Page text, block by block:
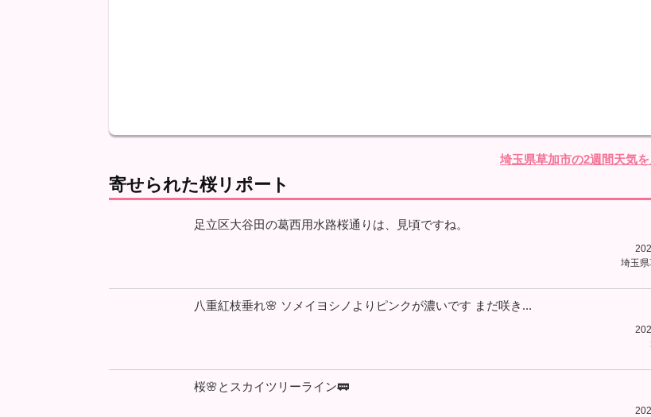
埼玉県草加市の2週間天気
寄せられた桜リポート
足立区大谷田の葛西用水路桜通りは、見頃ですね。
埼玉
八重紅枝垂れ🌸 ソメイヨシノよりピンクが濃いです まだ咲き...
桜🌸とスカイツリーライン🚃